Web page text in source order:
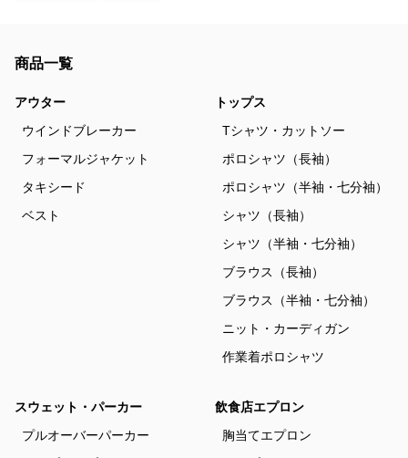
商品一覧
アウター
ウインドブレーカー
フォーマルジャケット
タキシード
ベスト
トップス
Tシャツ・カットソー
ポロシャツ（長袖）
ポロシャツ（半袖・七分袖）
シャツ（長袖）
シャツ（半袖・七分袖）
ブラウス（長袖）
ブラウス（半袖・七分袖）
ニット・カーディガン
作業着ポロシャツ
スウェット・パーカー
プルオーバーパーカー
飲食店エプロン
胸当てエプロン